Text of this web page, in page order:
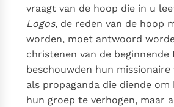
vraagt van de hoop die in u
Logos, de reden van de hoop
worden, moet antwoord
christenen van de beginnende
beschouwden hun
als propaganda die diende om
hun groep te verhogen, maar